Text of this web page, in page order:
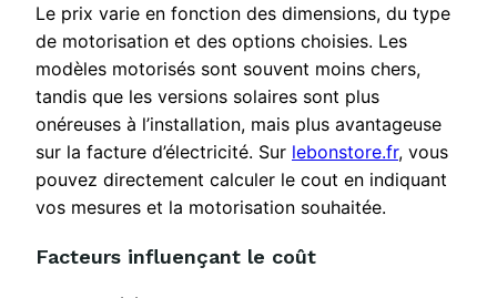
Le prix varie en fonction des dimensions, du type
de motorisation et des options choisies. Les
modèles motorisés sont souvent moins chers,
tandis que les versions solaires sont plus
onéreuses à l’installation, mais plus avantageuse
sur la facture d’électricité. Sur lebonstore.fr, vous
pouvez directement calculer le cout en indiquant
vos mesures et la motorisation souhaitée.
Facteurs influençant le coût